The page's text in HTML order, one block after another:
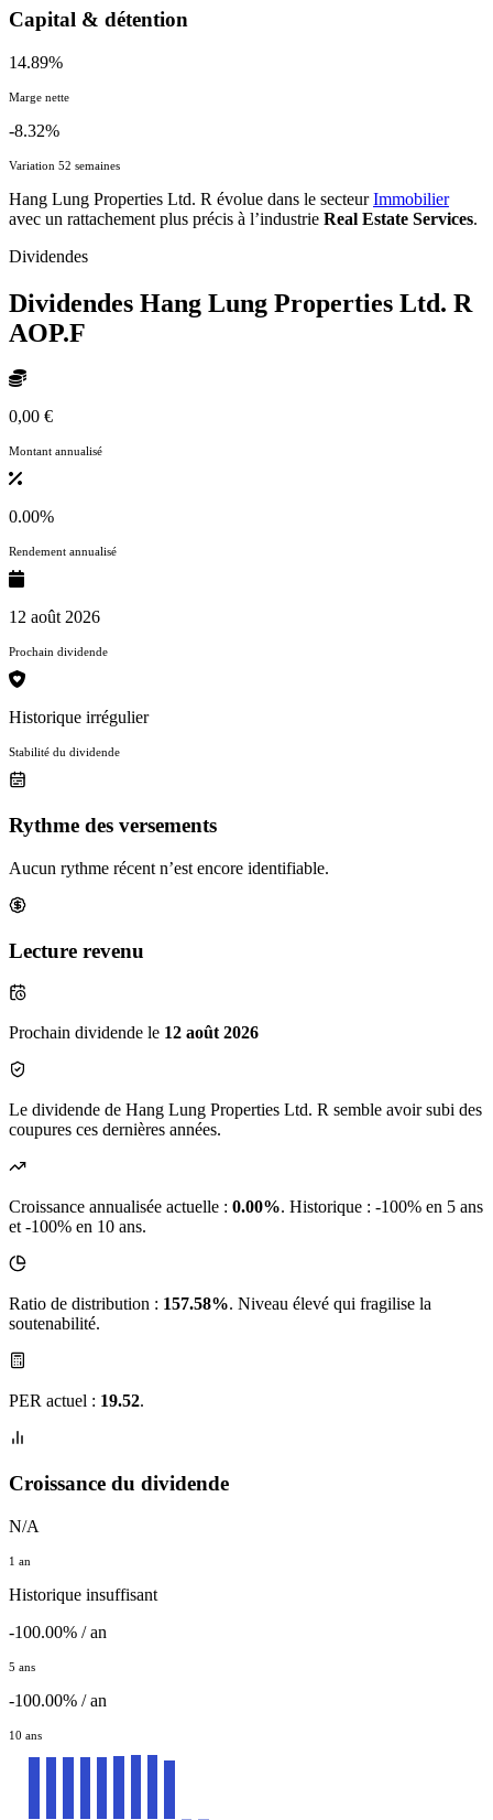
Capital & détention
14.89%
Marge nette
-8.32%
Variation 52 semaines
Hang Lung Properties Ltd. R évolue dans le secteurImmobilier
avec un rattachement plus précis à l’industrie Real Estate Services.
Dividendes
Dividendes Hang Lung Properties Ltd. R
AOP.F
0,00 €
Montant annualisé
0.00%
Rendement annualisé
12 août 2026
Prochain dividende
Historique irrégulier
Stabilité du dividende
Rythme des versements
Aucun rythme récent n’est encore identifiable.
Lecture revenu
Prochain dividende le 12 août 2026
Le dividende de Hang Lung Properties Ltd. R semble avoir subi des
coupures ces dernières années.
Croissance annualisée actuelle : 0.00%. Historique : -100% en 5 ans
et -100% en 10 ans.
Ratio de distribution : 157.58%. Niveau élevé qui fragilise la
soutenabilité.
PER actuel : 19.52.
Croissance du dividende
N/A
1 an
Historique insuffisant
-100.00% / an
5 ans
-100.00% / an
10 ans